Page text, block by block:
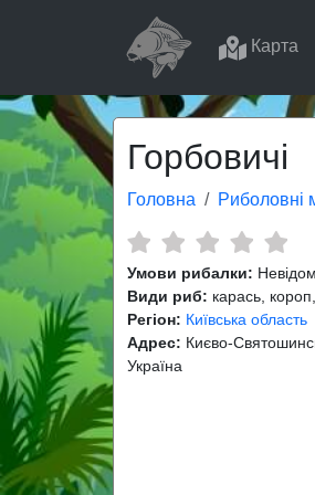
Карта
Горбовичі
Головна Риболовні
Умови рибалки:
Види риб: карась,
Регіон: Київська область
Адрес: Києво-
Україна